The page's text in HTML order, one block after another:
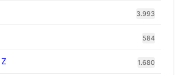
3.993
584
1.680